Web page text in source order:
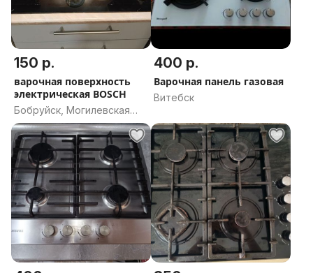
150 р.
варочная поверхность
электрическая BOSCH
Бобруйск, Могилевская
область
400 р.
Варочная панель газовая
Витебск